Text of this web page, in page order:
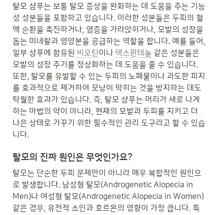
탈모 샴푸는 보통 탈모 증상을 완화하는 데 도움을 주는 기능
성 성분들을 포함하고 있습니다. 이러한 성분들은 두피의 혈
액 순환을 촉진하거나, 염증을 가라앉히거나, 모발의 성장을
돕는 미네랄과 영양분을 공급하는 역할을 합니다. 예를 들어,
일부 샴푸에 함유된 비오틴이나 덱스판테놀 같은 성분들은
모발의 성장 주기를 정상화하는 데 도움을 줄 수 있습니다.
또한, 탈모를 유발할 수 있는 두피의 노폐물이나 과도한 피지
를 효과적으로 제거하여 모낭이 막히는 것을 방지하는 데도
탁월한 효과가 있습니다. 즉, 탈모 샴푸는 머리가 새로 나게
하는 마법의 약이 아니라, 현재의 모발과 두피를 지키고 더
나은 상태로 가꾸기 위한 필수적인 관리 도구라고 할 수 있습
니다.
탈모의 진짜 원인은 무엇인가요?
탈모는 단순한 두피 문제만이 아니라 매우 복합적인 원인으
로 발생합니다. 남성형 탈모(Androgenetic Alopecia in
Men)나 여성형 탈모(Androgenetic Alopecia in Women)
같은 경우, 유전적 소인과 호르몬의 영향이 가장 큽니다. 특